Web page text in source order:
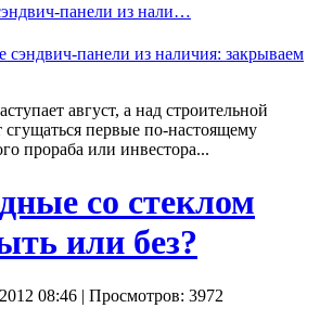
панели из нали…
август, а над строительной
первые по-настоящему
прораба или инвестора...
со стеклом
или без?
08:46 | Просмотров: 3972